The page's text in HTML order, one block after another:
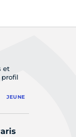
et
JEUNE